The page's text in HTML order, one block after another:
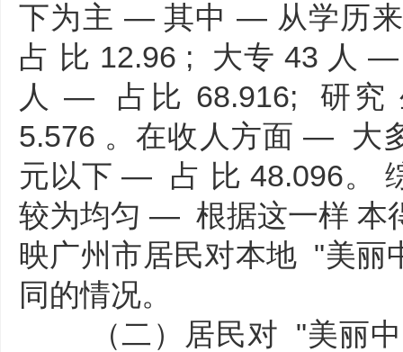
下为主 — 其中 — 从学历
占 比 12.96 ; 大专 43 人
人 — 占比 68.916; 研
5.576 。在收人方面 — 大
元以下 — 占 比 48.096。
较为均匀 — 根据这一样 本
映广州市居民对本地 "美丽
同的情况。
（二）居民对 "美丽中